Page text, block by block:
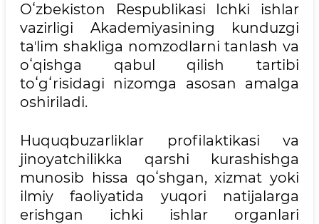
Oʻzbekiston Respublikasi Ichki ishlar
vazirligi Akademiyasining kunduzgi
taʼlim shakliga nomzodlarni tanlash va
oʻqishga qabul qilish tartibi
toʻgʻrisidagi nizomga asosan amalga
oshiriladi.
Huquqbuzarliklar profilaktikasi va
jinoyatchilikka qarshi kurashishga
munosib hissa qoʻshgan, xizmat yoki
ilmiy faoliyatida yuqori natijalarga
erishgan ichki ishlar organlari